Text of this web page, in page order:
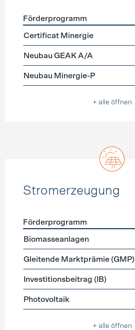
Förderprogramme
Förderprogramm
Certificat Minergie
Neubau GEAK A/A
Neubau Minergie-P
+ alle öffnen
Stromerzeugung
Förderprogramme
Förderprogramm
Biomasseanlagen
Gleitende Marktprämie (GMP)
Investitionsbeitrag (IB)
Photovoltaik
+ alle öffnen